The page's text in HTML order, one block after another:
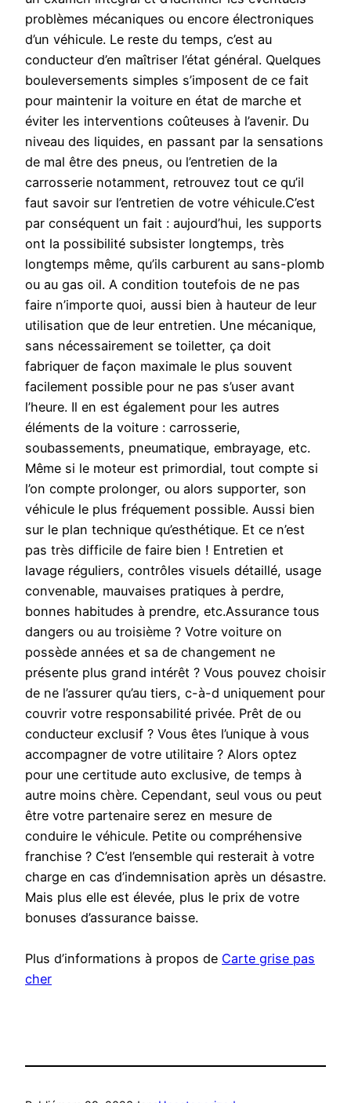
problèmes mécaniques ou encore électroniques
d’un véhicule. Le reste du temps, c’est au
conducteur d’en maîtriser l’état général. Quelques
bouleversements simples s’imposent de ce fait
pour maintenir la voiture en état de marche et
éviter les interventions coûteuses à l’avenir. Du
niveau des liquides, en passant par la sensations
de mal être des pneus, ou l’entretien de la
carrosserie notamment, retrouvez tout ce qu’il
faut savoir sur l’entretien de votre véhicule.C’est
par conséquent un fait : aujourd’hui, les supports
ont la possibilité subsister longtemps, très
longtemps même, qu’ils carburent au sans-plomb
ou au gas oil. A condition toutefois de ne pas
faire n’importe quoi, aussi bien à hauteur de leur
utilisation que de leur entretien. Une mécanique,
sans nécessairement se toiletter, ça doit
fabriquer de façon maximale le plus souvent
facilement possible pour ne pas s’user avant
l’heure. Il en est également pour les autres
éléments de la voiture : carrosserie,
soubassements, pneumatique, embrayage, etc.
Même si le moteur est primordial, tout compte si
l’on compte prolonger, ou alors supporter, son
véhicule le plus fréquement possible. Aussi bien
sur le plan technique qu’esthétique. Et ce n’est
pas très difficile de faire bien ! Entretien et
lavage réguliers, contrôles visuels détaillé, usage
convenable, mauvaises pratiques à perdre,
bonnes habitudes à prendre, etc.Assurance tous
dangers ou au troisième ? Votre voiture on
possède années et sa de changement ne
présente plus grand intérêt ? Vous pouvez choisir
de ne l’assurer qu’au tiers, c-à-d uniquement pour
couvrir votre responsabilité privée. Prêt de ou
conducteur exclusif ? Vous êtes l’unique à vous
accompagner de votre utilitaire ? Alors optez
pour une certitude auto exclusive, de temps à
autre moins chère. Cependant, seul vous ou peut
être votre partenaire serez en mesure de
conduire le véhicule. Petite ou compréhensive
franchise ? C’est l’ensemble qui resterait à votre
charge en cas d’indemnisation après un désastre.
Mais plus elle est élevée, plus le prix de votre
bonuses d’assurance baisse.
Plus d’informations à propos de Carte grise pas
cher